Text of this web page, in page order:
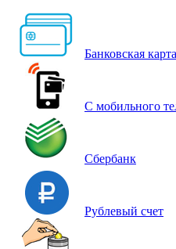
Банковская карта
С мобильного
Сбербанк
Рублевый счет